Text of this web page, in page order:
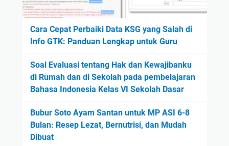
Cara Cepat Perbaiki Data KSG yang Salah di
Info GTK: Panduan Lengkap untuk Guru
Soal Evaluasi tentang Hak dan Kewajibanku
di Rumah dan di Sekolah pada pembelajaran
Bahasa Indonesia Kelas VI Sekolah Dasar
Bubur Soto Ayam Santan untuk MP ASI 6-8
Bulan: Resep Lezat, Bernutrisi, dan Mudah
Dibuat